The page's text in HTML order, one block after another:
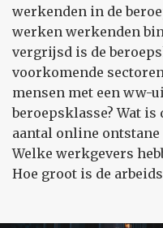
werkenden in de
werken werkenden
vergrijsd is de
voorkomende
mensen met een ww-
beroepsklasse? Wat
aantal online ontstane
Welke werkgevers
Hoe groot is de